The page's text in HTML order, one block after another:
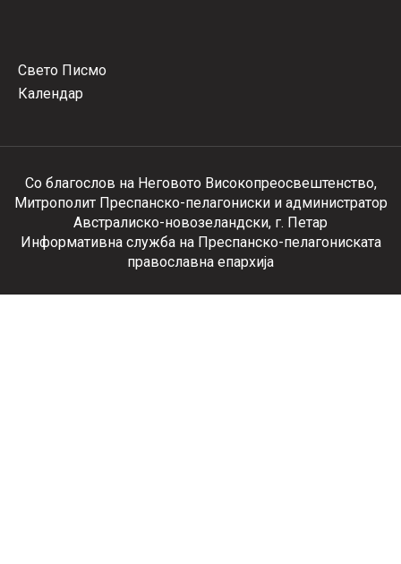
Свето Писмо
Календар
Со благослов на Неговото Високопреосвештенство,
Митрополит Преспанско-пелагониски и администратор
Австралиско-новозеландски, г. Петар
Информативна служба на Преспанско-пелагониската
православна епархија